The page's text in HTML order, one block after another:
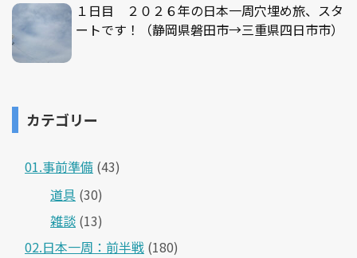
１日目 ２０２６年の日本一周穴埋め旅、スタ
ートです！（静岡県磐田市→三重県四日市市）
カテゴリー
01.事前準備 (43)
道具 (30)
雑談 (13)
02.日本一周：前半戦 (180)